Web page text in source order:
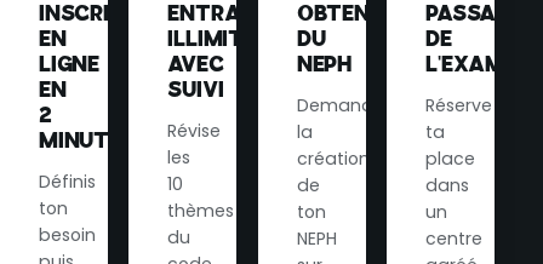
INSCRIPTION
EN
LIGNE
EN
2
MINUTES
Définis
ton
besoin
ENTRAÎNEMENT
ILLIMITÉ
AVEC
SUIVI
Révise
les
10
thèmes
du
OBTENTION
DU
NEPH
Demande
la
création
de
ton
NEPH
PASSAGE
DE
L'EXAMEN
Réserve
ta
place
dans
un
centre